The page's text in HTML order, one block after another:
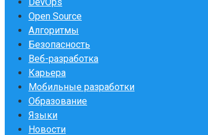
Open Source
Алгоритмы
Безопасность
Веб-разработка
Карьера
Мобильные разработки
Образование
Языки
Новости